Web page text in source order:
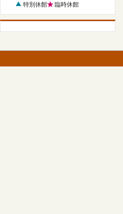
特別休館
臨時休館